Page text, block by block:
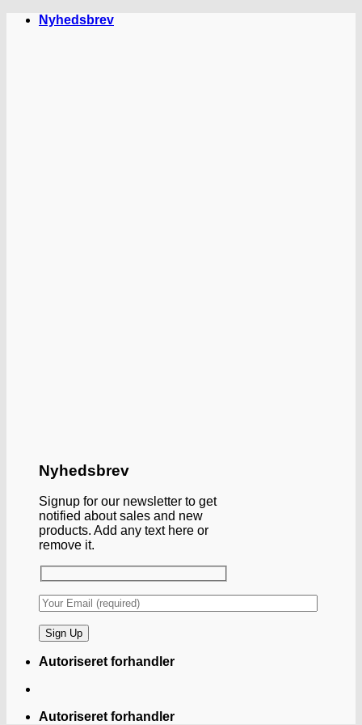
FortsætNyhedsbrev
Nyhedsbrev
Signup for our newsletter to get
notified about sales and new
products. Add any text here or
remove it.
Autoriseret forhandler
Autoriseret forhandler